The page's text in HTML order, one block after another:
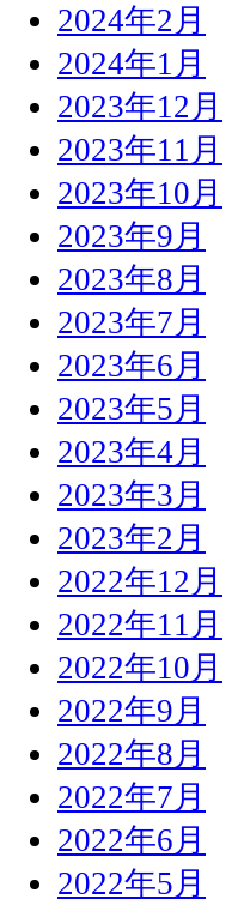
2024年2月
2024年1月
2023年12月
2023年11月
2023年10月
2023年9月
2023年8月
2023年7月
2023年6月
2023年5月
2023年4月
2023年3月
2023年2月
2022年12月
2022年11月
2022年10月
2022年9月
2022年8月
2022年7月
2022年6月
2022年5月